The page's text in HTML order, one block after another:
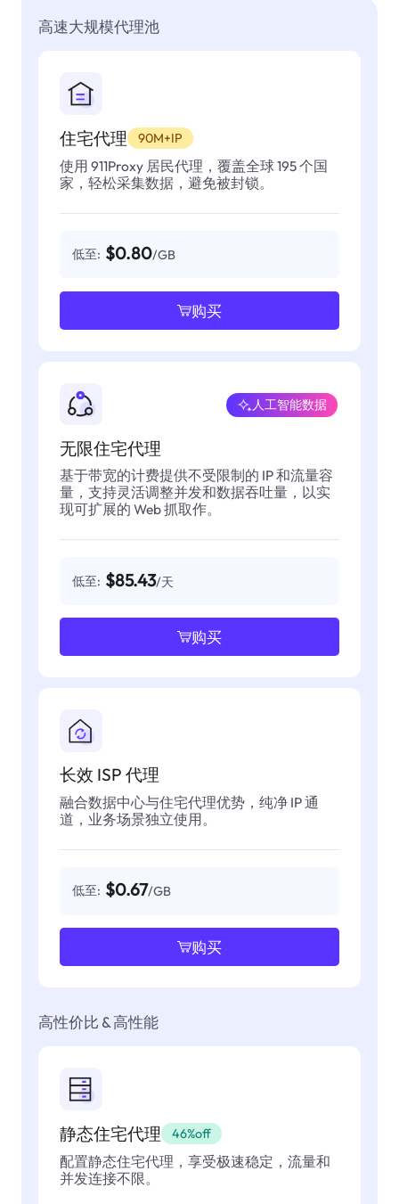
高速大规模代理池
住宅代理 90M+IP
使用 911Proxy 居民代理，覆盖全球 195 个国
家，轻松采集数据，避免被封锁。
低至: $0.80/GB
购买
无限住宅代理
人工智能数据
基于带宽的计费提供不受限制的 IP 和流量容
量，支持灵活调整并发和数据吞吐量，以实
现可扩展的 Web 抓取作。
低至: $85.43/天
购买
长效 ISP 代理
融合数据中心与住宅代理优势，纯净 IP 通
道，业务场景独立使用。
低至: $0.67/GB
购买
高性价比 & 高性能
静态住宅代理 46%off
配置静态住宅代理，享受极速稳定，流量和
并发连接不限。